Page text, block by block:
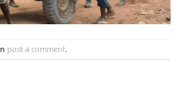
post a comment